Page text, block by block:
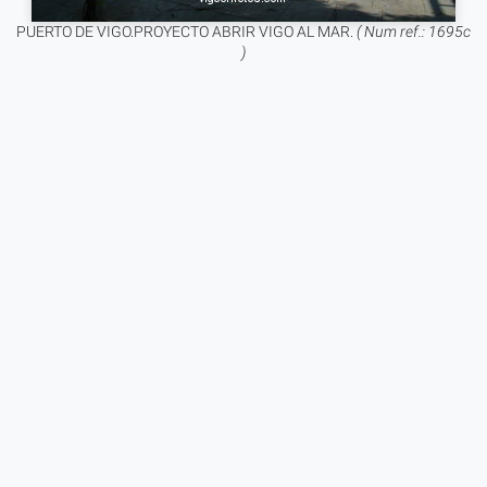
PUERTO DE VIGO.PROYECTO ABRIR VIGO AL MAR. ( Num ref.: 1695c
)